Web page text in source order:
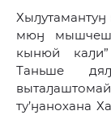
Хыԓутамантуӈ
мюӈ мышчеш
кынюй
Таньше
ту’ӈанохана